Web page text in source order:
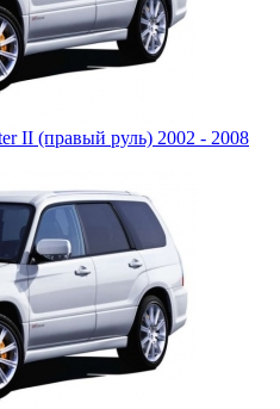
II (правый руль) 2002 - 2008